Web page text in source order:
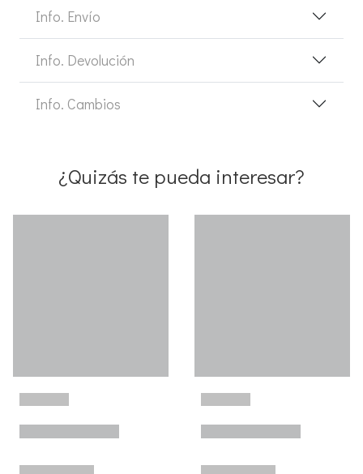
Info. Envío
Info. Devolución
Info. Cambios
¿Quizás te pueda interesar?